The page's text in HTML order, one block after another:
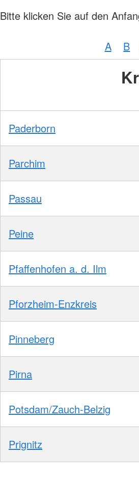
Bitte klicken Sie auf den
A B
Paderborn
Parchim
Passau
Peine
Pfaffenhofen a. d. Ilm
Pforzheim-Enzkreis
Pinneberg
Pirna
Potsdam/Zauch-Belzig
Prignitz